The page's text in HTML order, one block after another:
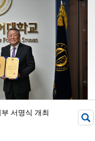
서명식 개최